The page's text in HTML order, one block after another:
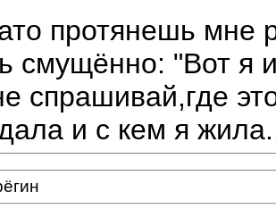
протянешь мне
смущённо: "Вот я
спрашивай,где
и с кем я